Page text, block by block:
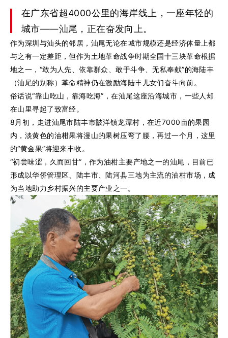
在广东省超4000公里的海岸线上，一座年轻的
城市——汕尾，正在奋发向上。
作为深圳与汕头的邻居，汕尾无论在城市规模还是经济体量上都
与之有一定差距，但作为土地革命战争时期全国十三块革命根据
地之一，“敢为人先、依靠群众、敢于斗争、无私奉献”的海陆丰
（汕尾的别称）革命精神仍在激励海陆丰儿女们奋斗向前。
俗话说“靠山吃山，靠海吃海”，在汕尾这座沿海城市，一些人却
在山里寻起了致富经。
8月初，走进汕尾市陆丰市陂洋镇龙潭村，在近7000亩的果园
内，淡黄色的油柑果将漫山的果树压弯了腰，再过一个月，这里
的“黄金果”将迎来丰收。
“初尝味涩，久而回甘”，作为油柑主要产地之一的汕尾，目前已
形成以华侨管理区、陆丰市、陆河县三地为主流的油柑市场，成
为当地助力乡村振兴的主要产业之一。